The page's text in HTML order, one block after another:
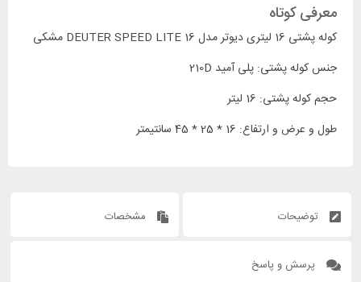
معرفی کوتاه
کوله پشتی 16 لیتری دیوتر مدل DEUTER SPEED LITE 16 مشکی
جنس کوله پشتی: پلی آمید 210D
حجم کوله پشتی: 16 لیتر
طول و عرض و ارتفاع: 16 * 25 * 45 سانتیمتر
توضیحات مشخصات
پرسش و پاسخ